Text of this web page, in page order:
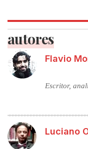
autores
Flavio
Escritor,
Luciano